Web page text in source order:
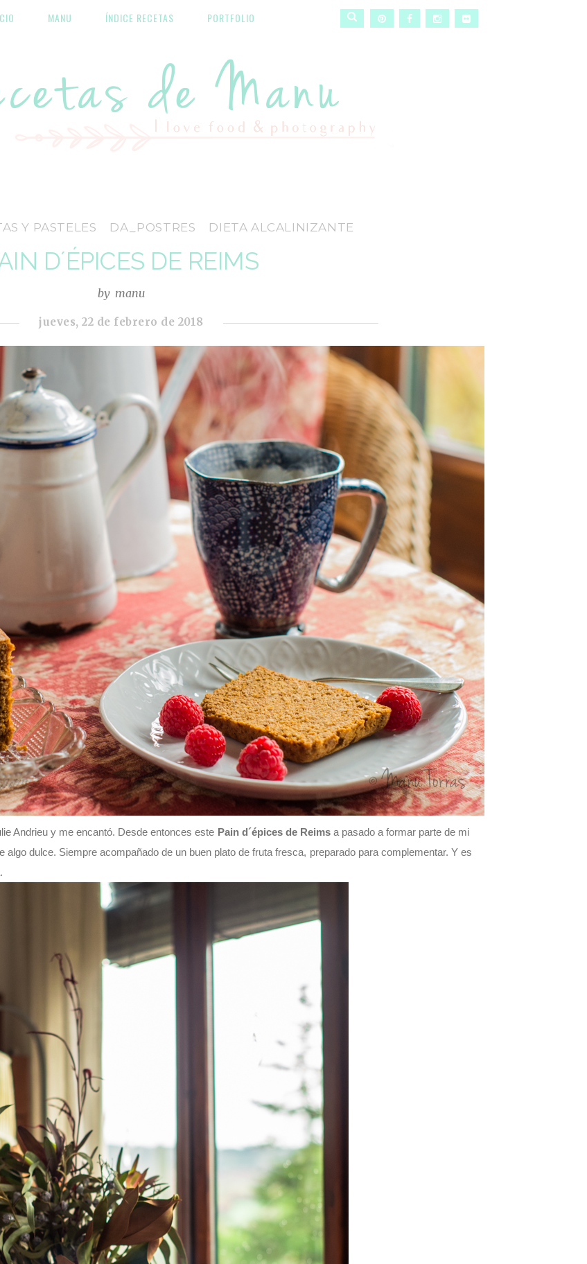
MANU ÍNDICE RECETAS PORTFOLIO
recetas de Manu
Y PASTELES DA_POSTRES DIETA ALCALINIZANTE
D´ÉPICES DE REIMS
by manu
jueves, 22 de febrero de 2018
Andrieu y me encantó. Desde entonces este Pain d´épices de Reimsa pasado a formar parte de mi
algo dulce. Siempre acompañado de un buen plato de fruta fresca, preparado para complementar. Y es